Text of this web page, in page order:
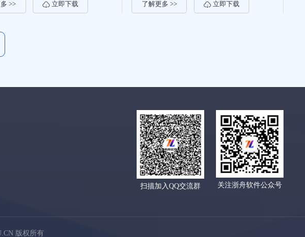
>> 立即下载 了解更多 >> 立即下载
扫描加入QQ交流群
关注浙舟软件公众号
版权所有